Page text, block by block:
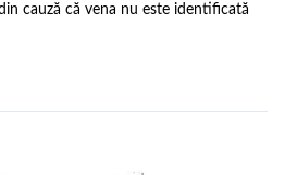
cauză că vena nu este identificată